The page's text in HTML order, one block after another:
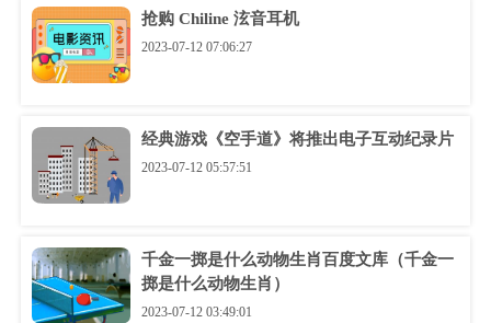
抢购 Chiline 泫音耳机
2023-07-12 07:06:27
经典游戏《空手道》将推出电子互动纪录片
2023-07-12 05:57:51
千金一掷是什么动物生肖百度文库（千金一
掷是什么动物生肖）
2023-07-12 03:49:01